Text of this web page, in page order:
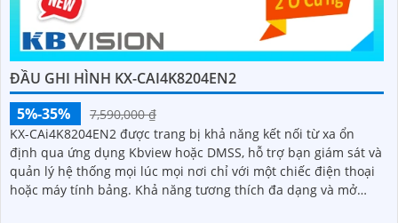
ĐẦU GHI HÌNH KX-CAI4K8204EN2
5%-35%
7,590,000 ₫
KX-CAi4K8204EN2 được trang bị khả năng kết nối từ xa ổn
định qua ứng dụng Kbview hoặc DMSS, hỗ trợ bạn giám sát và
quản lý hệ thống mọi lúc mọi nơi chỉ với một chiếc điện thoại
hoặc máy tính bảng. Khả năng tương thích đa dạng và mở